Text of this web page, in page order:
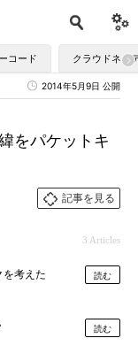
コード クラウドネイ
2014年5月9日 公開
をパケットキ
記事を見る
3 Articles
考えた 読む
読む